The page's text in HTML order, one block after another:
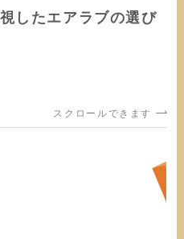
したエアラブの選び
スクロールできます